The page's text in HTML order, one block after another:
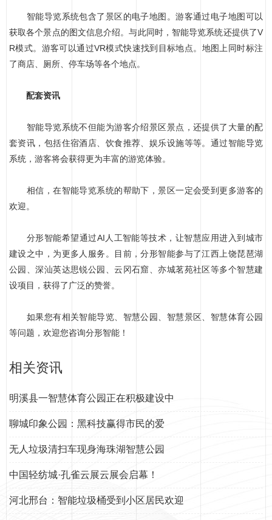
智能导览系统包含了景区的电子地图。游客通过电子地图可以
获取各个景点的图文信息介绍。与此同时，智能导览系统还提供了V
R模式。游客可以通过VR模式快速找到目标地点。地图上同时标注
了商店、厕所、停车场等各个地点。
配套资讯
智能导览系统不但能为游客介绍景区景点，还提供了大量的配
套资讯，包括住宿酒店、饮食推荐、娱乐设施等等。通过智能导览
系统，游客将会获得更为丰富的游览体验。
相信，在智能导览系统的帮助下，景区一定会受到更多游客的
欢迎。
分形智能希望通过AI人工智能等技术，让智慧应用进入到城市
建设之中，为更多人服务。目前，分形智能参与了江西上饶琵琶湖
公园、深汕英达思锐公园、云冈石窟、亦城茗苑社区等多个智慧建
设项目，获得了广泛的赞誉。
如果您有相关智能导览、智慧公园、智慧景区、智慧体育公园
等问题，欢迎您咨询分形智能！
相关资讯
明溪县一智慧体育公园正在积极建设中
聊城印象公园：黑科技赢得市民的爱
无人垃圾清扫车现身海珠湖智慧公园
中国轻纺城·孔雀云展云展会启幕！
河北邢台：智能垃圾桶受到小区居民欢迎